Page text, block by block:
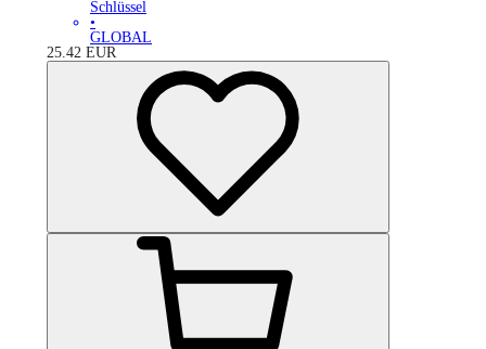
Schlüssel
•
GLOBAL
25.42 EUR